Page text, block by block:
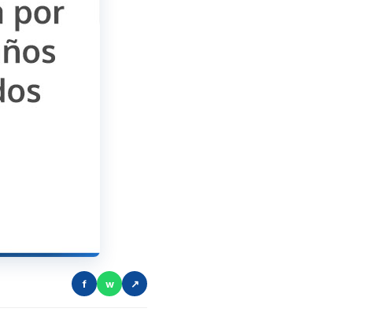
f w ↗